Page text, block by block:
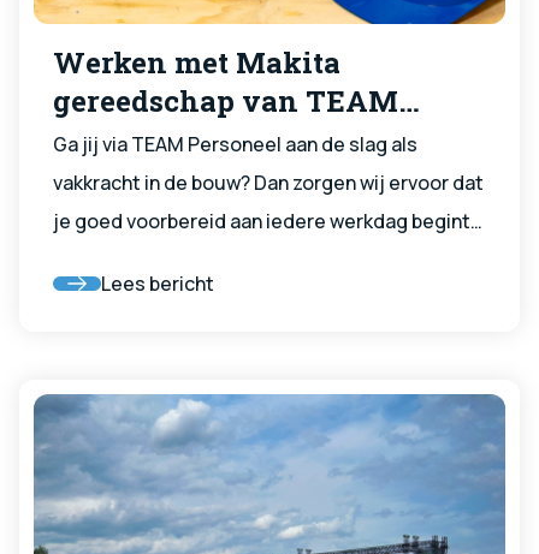
Werken met Makita
gereedschap van TEAM
Personeel
Ga jij via TEAM Personeel aan de slag als
vakkracht in de bouw? Dan zorgen wij ervoor dat
je goed voorbereid aan iedere werkdag begint.
namelijk een complete Makita gereedschapset
aan de slag kunt.
Lees bericht